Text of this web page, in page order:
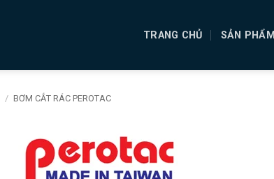
TRANG CHỦ SẢN PHẨM
/ BƠM CẮT RÁC PEROTAC